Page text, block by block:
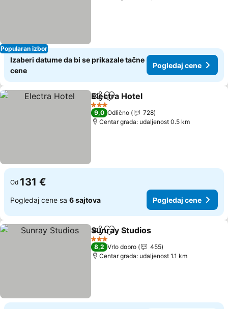
Popularan izbor
Izaberi datume da bi se prikazale tačne
cene
Pogledaj cene
Deli Dodati u favorite
Electra Hotel
3 Zvezdice
9,0 Odlično
728
Centar grada: udaljenost 0.5 km
Od 131 €
Pogledaj cene sa 6 sajtova Pogledaj cene
Deli Dodati u favorite
Sunray Studios
3 Zvezdice
8,2 Vrlo dobro
455
Centar grada: udaljenost 1.1 km